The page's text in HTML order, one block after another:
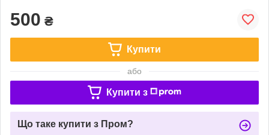
500 ₴
Купити
або
Купити з
Що таке купити з Пром?